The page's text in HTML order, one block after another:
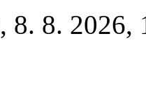
, 8. 8. 2026,